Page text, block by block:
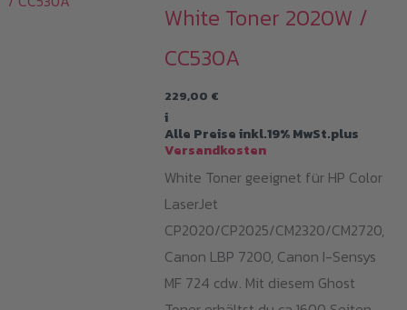
White Toner 2020W /
CC530A
229,00 €
i
Alle Preise inkl.19% MwSt.plus
Versandkosten
White Toner geeignet für HP Color
LaserJet
CP2020/CP2025/CM2320/CM2720,
Canon LBP 7200, Canon I-Sensys
MF 724 cdw. Mit diesem Ghost